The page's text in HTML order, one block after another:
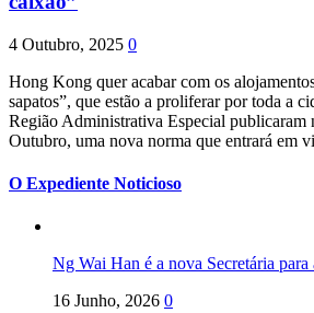
4 Outubro, 2025 0
Hong Kong quer acabar com os
sapatos”, que estão a proliferar por toda a
Região Administrativa Especial publicaram
Outubro, uma nova norma que entrará em
O Expediente Noticioso
Ng Wai Han é a nova Secretária
16 Junho, 2026 0